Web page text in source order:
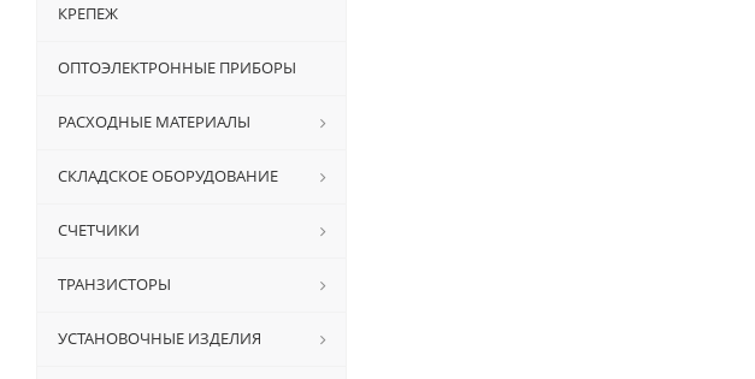
КРЕПЕЖ
ОПТОЭЛЕКТРОННЫЕ ПРИБОРЫ
РАСХОДНЫЕ МАТЕРИАЛЫ
СКЛАДСКОЕ ОБОРУДОВАНИЕ
СЧЕТЧИКИ
ТРАНЗИСТОРЫ
УСТАНОВОЧНЫЕ ИЗДЕЛИЯ